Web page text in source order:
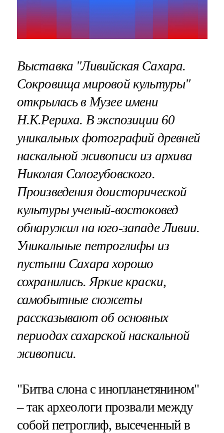
Выставка "Ливийская Сахара.
Сокровища мировой культуры"
открылась в Музее имени
Н.К.Рериха. В экспозиции 60
уникальных фотографий древней
наскальной живописи из архива
Николая Сологубовского.
Произведения доисторической
культуры ученый-востоковед
обнаружил на юго-западе Ливии.
Уникальные петроглифы из
пустыни Сахара хорошо
сохранились. Яркие краски,
самобытные сюжеты
рассказывают об основных
периодах сахарской наскальной
живописи.
"Битва слона с инопланетянином"
– так археологи прозвали между
собой петроглиф, высеченный в